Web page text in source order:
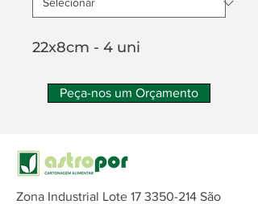
22x8cm - 4 uni
Peça-nos um Orçamento
Zona Industrial Lote 17 3350-214 São